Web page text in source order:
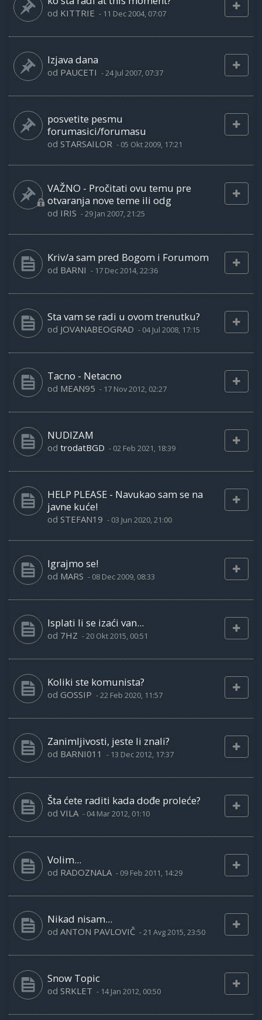
od KITTRIE - 11 Dec 2004, 07:07
Izjava dana
od PAUCETI -24 Jul 2007, 07:37
posvetite pesmu
forumasici/forumasu
od STARSAILOR - 05 Okt 2009, 17:21
VAŽNO - Pročitati ovu temu pre
otvaranja nove teme ili odg
od IRIS -29 Jan 2007, 21:25
Kriv/a sam pred Bogom i Forumom
od BARNI - 17 Dec 2014, 22:36
Sta vam se radi u ovom trenutku?
od JOVANABEOGRAD - 04 Jul 2008, 17:15
Tacno - Netacno
od MEAN95 - 17 Nov 2012, 02:27
NUDIZAM
od trodatBGD - 02 Feb 2021, 18:39
HELP PLEASE - Navukao sam se na
javne kuće!
od STEFAN19 - 03 Jun 2020, 21:00
Igrajmo se!
od MARS - 08 Dec 2009, 08:33
Isplati li se izaći van...
od 7HZ -20 Okt 2015, 00:51
Koliki ste komunista?
od GOSSIP -22 Feb 2020, 11:57
Zanimljivosti, jeste li znali?
od BARNI011 - 13 Dec 2012, 17:37
Šta ćete raditi kada dođe proleće?
od VILA - 04 Mar 2012, 01:10
Volim...
od RADOZNALA - 09 Feb 2011, 14:29
Nikad nisam...
od ANTON PAVLOVIČ -21 Avg 2015, 23:50
Snow Topic
od SRKLET - 14 Jan 2012, 00:50